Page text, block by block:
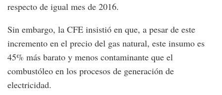
respecto de igual mes de 2016.
Sin embargo, la CFE insistió en que, a pesar de este
incremento en el precio del gas natural, este insumo es
45% más barato y menos contaminante que el
combustóleo en los procesos de generación de
electricidad.